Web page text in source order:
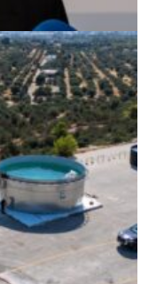
και τη
«Η καλύτερη